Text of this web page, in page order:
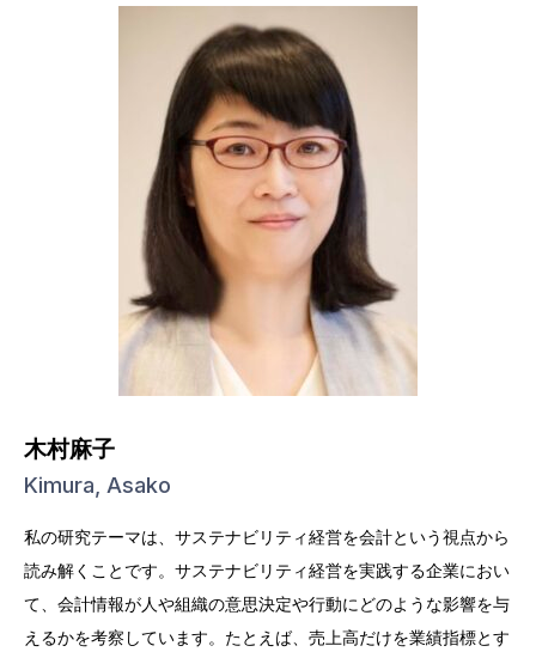
木村麻子
Kimura, Asako
私の研究テーマは、サステナビリティ経営を会計という視点から
読み解くことです。サステナビリティ経営を実践する企業におい
て、会計情報が人や組織の意思決定や行動にどのような影響を与
えるかを考察しています。たとえば、売上高だけを業績指標とす